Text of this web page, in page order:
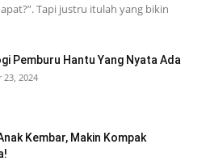
Tapi justru itulah yang bikin
Pemburu Hantu Yang Nyata Ada
23, 2024
Kembar, Makin Kompak